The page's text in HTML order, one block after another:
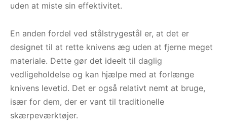
uden at miste sin effektivitet.
En anden fordel ved stålstrygestål er, at det er
designet til at rette knivens æg uden at fjerne meget
materiale. Dette gør det ideelt til daglig
vedligeholdelse og kan hjælpe med at forlænge
knivens levetid. Det er også relativt nemt at bruge,
især for dem, der er vant til traditionelle
skærpeværktøjer.